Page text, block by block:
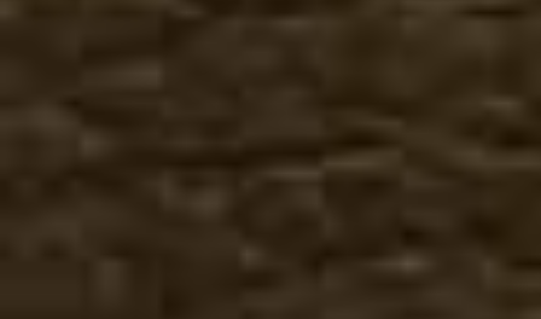
Покупателям
Как сделать заказ
Гарантия, возврат
Доставка
Отзывы, предложения
Растяжка обуви